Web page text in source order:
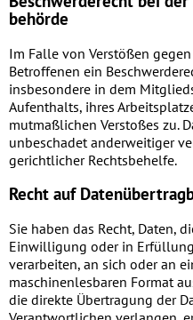
behörde
Im Falle von Verstößen
Betroffenen ein
insbesondere in dem
Aufenthalts, ihres
mutmaßlichen Verstoßes zu.
unbeschadet anderweitiger
gerichtlicher Rechtsbehelfe.
Recht auf
Sie haben das Recht, Daten,
Einwilligung oder in
verarbeiten, an sich oder an
maschinenlesbaren Format
die direkte Übertragung der